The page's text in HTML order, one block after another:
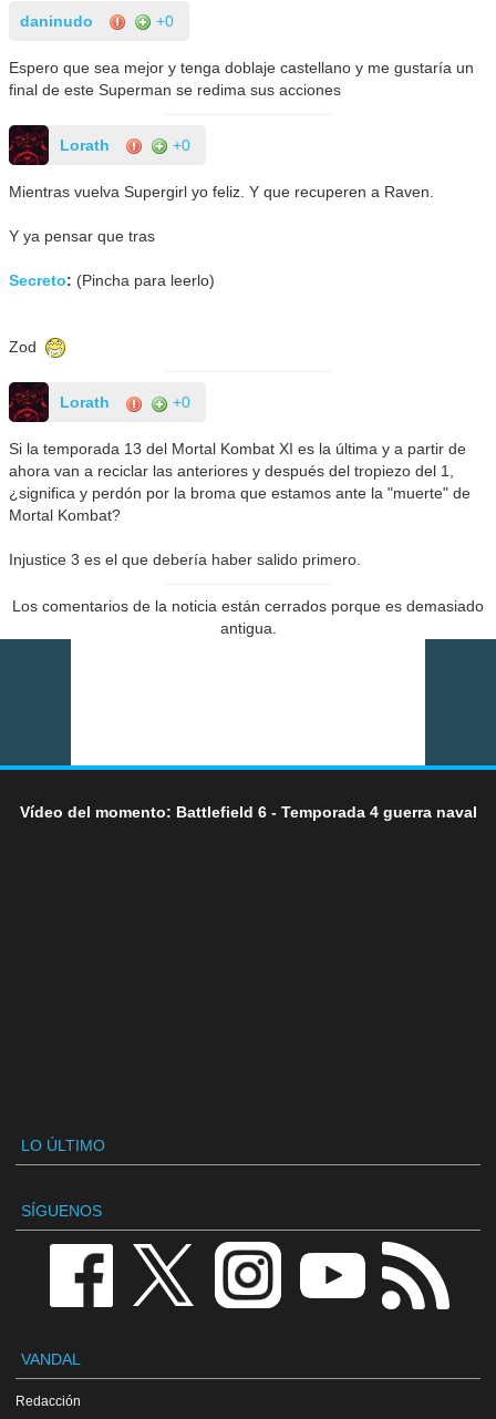
daninudo +0
Espero que sea mejor y tenga doblaje castellano y me gustaría un
final de este Superman se redima sus acciones
Lorath +0
Mientras vuelva Supergirl yo feliz. Y que recuperen a Raven.
Y ya pensar que tras
Secreto: (Pincha para leerlo)
Zod
Lorath +0
Si la temporada 13 del Mortal Kombat XI es la última y a partir de
ahora van a reciclar las anteriores y después del tropiezo del 1,
¿significa y perdón por la broma que estamos ante la "muerte" de
Mortal Kombat?
Injustice 3 es el que debería haber salido primero.
Los comentarios de la noticia están cerrados porque es demasiado
antigua.
Vídeo del momento: Battlefield 6 - Temporada 4 guerra naval
LO ÚLTIMO
SÍGUENOS
VANDAL
Redacción